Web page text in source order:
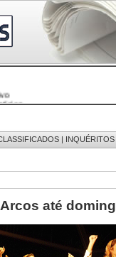
| INQUÉRITOS
até